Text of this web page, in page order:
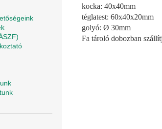
kocka: 40x40mm
téglatest: 60x40x20mm
golyó: Ø 30mm
Fa tároló dobozban